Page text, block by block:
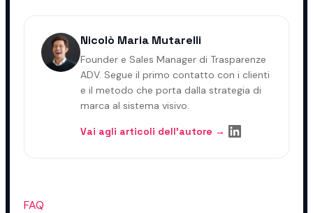
Nicolò Maria Mutarelli
Founder e Sales Manager di Trasparenze
ADV. Segue il primo contatto con i clienti
e il metodo che porta dalla strategia di
marca al sistema visivo.
Vai agli articoli dell'autore →
FAQ